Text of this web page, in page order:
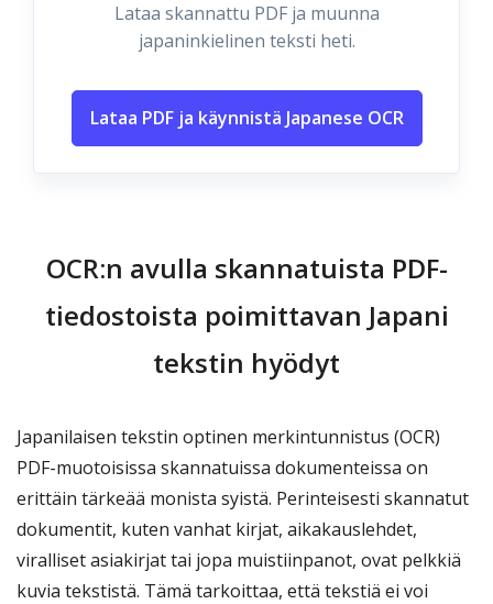
Lataa skannattu PDF ja muunna
japaninkielinen teksti heti.
Lataa PDF ja käynnistä Japanese OCR
OCR:n avulla skannatuista PDF-
tiedostoista poimittavan Japani
tekstin hyödyt
Japanilaisen tekstin optinen merkintunnistus (OCR)
PDF-muotoisissa skannatuissa dokumenteissa on
erittäin tärkeää monista syistä. Perinteisesti skannatut
dokumentit, kuten vanhat kirjat, aikakauslehdet,
viralliset asiakirjat tai jopa muistiinpanot, ovat pelkkiä
kuvia tekstistä. Tämä tarkoittaa, että tekstiä ei voi